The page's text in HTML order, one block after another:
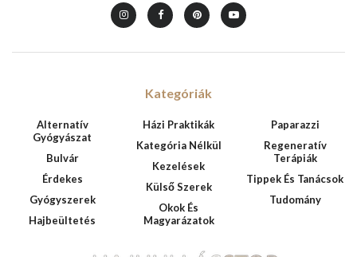
The Instagram Access Token is expired, Go to the Customizer > JNews : Social,